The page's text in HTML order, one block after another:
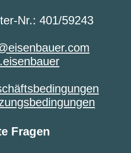
Nr.: 401/59243
Fragen